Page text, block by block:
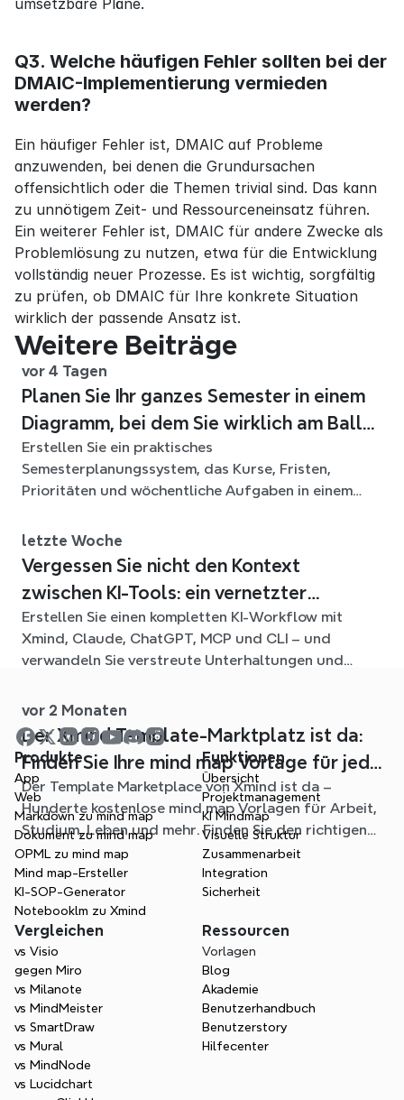
Q3. Welche häufigen Fehler sollten bei der
DMAIC-Implementierung vermieden
werden?
Ein häufiger Fehler ist, DMAIC auf Probleme
anzuwenden, bei denen die Grundursachen
offensichtlich oder die Themen trivial sind. Das kann
zu unnötigem Zeit- und Ressourceneinsatz führen.
Ein weiterer Fehler ist, DMAIC für andere Zwecke als
Problemlösung zu nutzen, etwa für die Entwicklung
vollständig neuer Prozesse. Es ist wichtig, sorgfältig
zu prüfen, ob DMAIC für Ihre konkrete Situation
wirklich der passende Ansatz ist.
Weitere Beiträge
vor 4 Tagen
Planen Sie Ihr ganzes Semester in einem
Diagramm, bei dem Sie wirklich am Ball
bleiben
Erstellen Sie ein praktisches
Semesterplanungssystem, das Kurse, Fristen,
Prioritäten und wöchentliche Aufgaben in einem
verbindet.
letzte Woche
Vergessen Sie nicht den Kontext
zwischen KI-Tools: ein vernetzter
Workflow mit Xmind
Erstellen Sie einen kompletten KI-Workflow mit
Xmind, Claude, ChatGPT, MCP und CLI – und
verwandeln Sie verstreute Unterhaltungen und
vor 2 Monaten
Der Xmind Template-Marktplatz ist da:
Finden Sie Ihre mind map Vorlage für jede
Situation
Der Template Marketplace von Xmind ist da –
Hunderte kostenlose mind map Vorlagen für Arbeit,
Studium, Leben und mehr. Finden Sie den richtigen
Einstieg und überspringen Sie das leere Blatt.
Produkte
App
Web
Markdown zu mind map
Dokument zu mind map
OPML zu mind map
Mind map-Ersteller
KI-SOP-Generator
Notebooklm zu Xmind
Funktionen
Übersicht
Projektmanagement
KI Mindmap
Visuelle Struktur
Zusammenarbeit
Integration
Sicherheit
Vergleichen
vs Visio
gegen Miro
vs Milanote
vs MindMeister
vs SmartDraw
vs Mural
vs MindNode
vs Lucidchart
Ressourcen
Vorlagen
Blog
Akademie
Benutzerhandbuch
Benutzerstory
Hilfecenter